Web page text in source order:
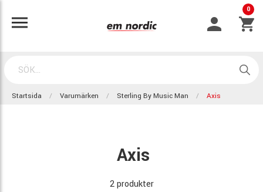
0
Startsida Varumärken Sterling By Music Man Axis
Axis
2 produkter